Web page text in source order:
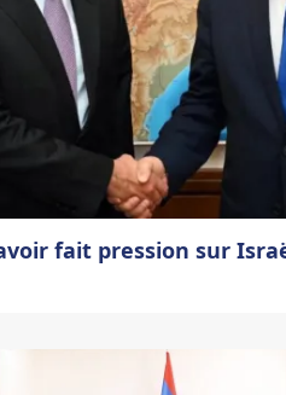
fait pression sur